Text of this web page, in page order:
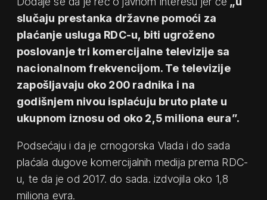
slučaju prestanka državne pomoći za
plaćanje usluga RDC-u, biti ugroženo
poslovanje tri komercijalne televizije sa
nacionalnom frekvencijom. Te televizije
zapošljavaju oko 200 radnika i na
godišnjem nivou isplaćuju bruto plate u
ukupnom iznosu od oko 2,5 miliona eura”.
Podsećaju i da je crnogorska Vlada i do sada
plaćala dugove komercijalnih medija prema RDC-
u, te da je od 2017. do sada. izdvojila oko 1,8
miliona evra.